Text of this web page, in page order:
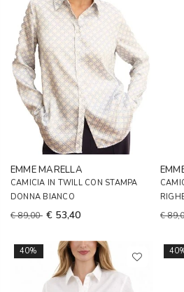
EMME MARELLA
CAMICIA IN TWILL CON STAMPA
DONNA BIANCO
€ 89,00 € 53,40 €
40%